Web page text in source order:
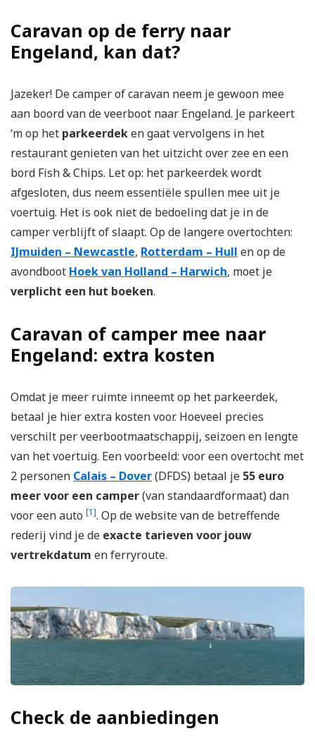
Caravan op de ferry naar
Engeland, kan dat?
Jazeker! De camper of caravan neem je gewoon mee
aan boord van de veerboot naar Engeland. Je parkeert
‘m op het parkeerdeken gaat vervolgens in het
restaurant genieten van het uitzicht over zee en een
bord Fish & Chips. Let op: het parkeerdek wordt
afgesloten, dus neem essentiële spullen mee uit je
voertuig. Het is ook niet de bedoeling dat je in de
camper verblijft of slaapt. Op de langere overtochten:
IJmuiden – Newcastle, Rotterdam – Hull en op de
avondboot Hoek van Holland – Harwich, moet je
verplicht een hut boeken.
Caravan of camper mee naar
Engeland: extra kosten
Omdat je meer ruimte inneemt op het parkeerdek,
betaal je hier extra kosten voor. Hoeveel precies
verschilt per veerbootmaatschappij, seizoen en lengte
van het voertuig. Een voorbeeld: voor een overtocht met
2 personen Calais – Dover(DFDS) betaal je 55 euro
meer voor een camper(van standaardformaat) dan
voor een auto [1]. Op de website van de betreffende
rederij vind je de exacte tarieven voor jouw
vertrekdatum en ferryroute.
Check de aanbiedingen